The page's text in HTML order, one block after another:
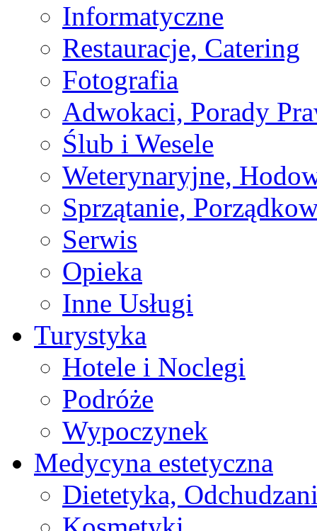
Informatyczne
Restauracje, Catering
Fotografia
Adwokaci, Porady
Ślub i Wesele
Weterynaryjne,
Sprzątanie,
Serwis
Opieka
Inne Usługi
Turystyka
Hotele i Noclegi
Podróże
Wypoczynek
Medycyna estetyczna
Dietetyka,